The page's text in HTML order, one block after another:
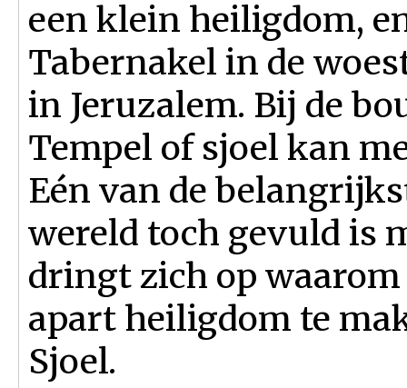
een klein heiligdom,
Tabernakel in de
in Jeruzalem. Bij de
Tempel of sjoel kan
Eén van de
wereld toch gevuld is
dringt zich op
apart heiligdom te
Sjoel.